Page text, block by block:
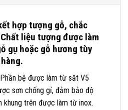
hợp tượng gỗ, chắc
liệu tượng được làm
gụ hoặc gỗ hương tùy
bệ được làm từ săt V5
sơn chống gỉ, đảm bảo độ
khung trên được làm từ inox.